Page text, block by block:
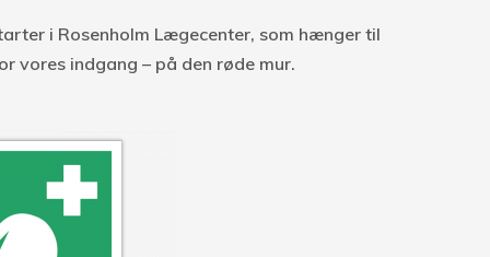
i Rosenholm Lægecenter, som hænger til
vores indgang – på den røde mur.